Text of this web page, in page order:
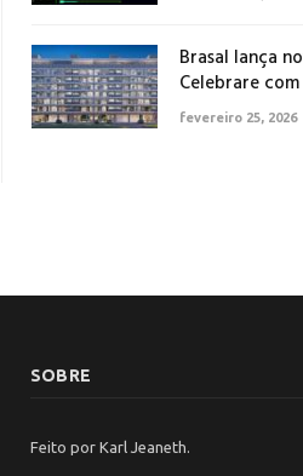
Brasal lança
Celebrare
fevereiro 25, 2026
SOBRE
Feito por Karl Jeaneth.